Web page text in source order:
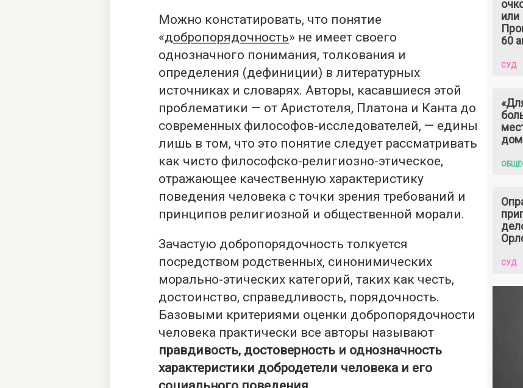
Можно констатировать, что понятие
«добропорядочность» не имеет своего
однозначного понимания, толкования и
определения (дефиниции) в литературных
источниках и словарях. Авторы, касавшиеся этой
проблематики — от Аристотеля, Платона и Канта до
современных философов-исследователей, — едины
лишь в том, что это понятие следует рассматривать
как чисто философско-религиозно-этическое,
отражающее качественную характеристику
поведения человека с точки зрения требований и
принципов религиозной и общественной морали.
Зачастую добропорядочность толкуется
посредством родственных, синонимических
морально-этических категорий, таких как честь,
достоинство, справедливость, порядочность.
Базовыми критериями оценки добропорядочности
человека практически все авторы называют
правдивость, достоверность и однозначность
характеристики добродетели человека и его
или
60
СУД
СУД